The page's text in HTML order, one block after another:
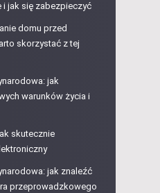
jak się zabezpieczyć
domu przed
skorzystać z tej
jak
warunków życia i
skutecznie
jak znaleźć
przeprowadzkowego